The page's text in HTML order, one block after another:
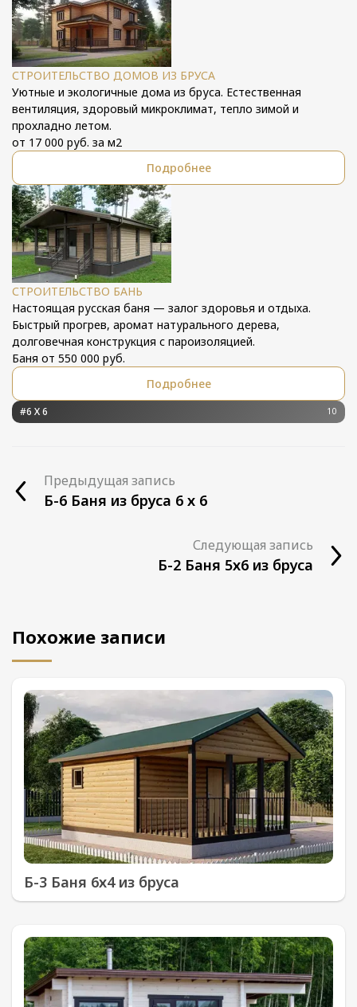
СТРОИТЕЛЬСТВО ДОМОВ ИЗ БРУСА
Уютные и экологичные дома из бруса. Естественная
вентиляция, здоровый микроклимат, тепло зимой и
прохладно летом.
от 17 000 руб. за м2
Подробнее
СТРОИТЕЛЬСТВО БАНЬ
Настоящая русская баня — залог здоровья и отдыха.
Быстрый прогрев, аромат натурального дерева,
долговечная конструкция с пароизоляцией.
Баня от 550 000 руб.
Подробнее
#6 Х 6 10
Предыдущая запись
Б-6 Баня из бруса 6 х 6
Следующая запись
Б-2 Баня 5х6 из бруса
Похожие записи
Б-3 Баня 6х4 из бруса